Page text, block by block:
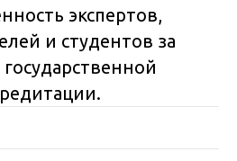
экспертов,
и студентов за
государственной